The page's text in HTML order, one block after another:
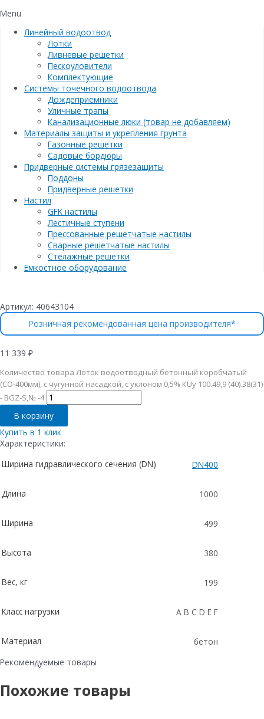
Menu
Линейный водоотвод
Лотки
Ливневые решетки
Пескоуловители
Комплектующие
Системы точечного водоотвода
Дождеприемники
Уличные трапы
Канализационные люки (товар не добавляем)
Материалы защиты и укрепления грунта
Газонные решетки
Садовые бордюры
Придверные системы грязезащиты
Поддоны
Придверные решетки
Настил
GFK настилы
Лестичные ступени
Прессованные решетчатые настилы
Сварные решетчатые настилы
Стелажные решетки
Емкостное оборудование
Артикул: 40643104
Розничная рекомендованная цена производителя*
11 339 ₽
Количество товара Лоток водоотводный бетонный коробчатый
(СО-400мм), с чугунной насадкой, с уклоном 0,5% КUу 100.49,9 (40).38(31)
- BGZ-S,№ -4
В корзину
Купить в 1 клик
Характеристики:
Ширина гидравлического сечения (DN)
DN400
Длина 1000
Ширина 499
Высота 380
Вес, кг 199
Класс нагрузки A B C D E F
Материал
бетон
Рекомендуемые товары
Похожие товары